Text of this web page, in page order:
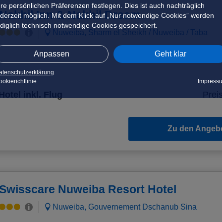
persönlichen Präferenzen festlegen. Dies ist auch nachträglich
möglich. Mit dem Klick auf „Nur notwendige Cookies” werden
technisch notwendige Cookies gespeichert.
Anpassen Geht klar
Inn & Nakhil Dream
Nuweiba, Sharm el Sheikh / Nuweiba / Taba
Zu den
Swisscare Nuweiba Resort Hotel
Nuweiba, Gouvernement Dschanub Sina